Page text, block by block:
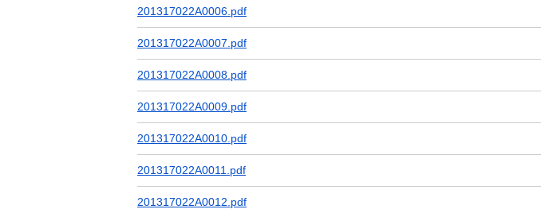
201317022A0006.pdf
201317022A0007.pdf
201317022A0008.pdf
201317022A0009.pdf
201317022A0010.pdf
201317022A0011.pdf
201317022A0012.pdf